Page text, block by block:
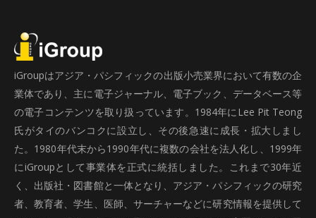
iGroupはアジア・パシフィックの出版小売業界において有数の企
業体であり、主に電子ジャーナル、電子ブック、データベース等
の電子コンテンツを取り扱っています。1984年にLee Pit Teong
氏がタイのバンコクに設立し、その後急速に成長・拡大しまし
た。1980年代末から1990年代に複数の会社を法人化し、1999年
にiGroupとして事業体を正式に統括しました。これまで30年近
く、出版社・図書館と一体となり、アジア・パシフィックの研究
者、教育者、学生、医師、サーチャーなどに研究情報を提供して